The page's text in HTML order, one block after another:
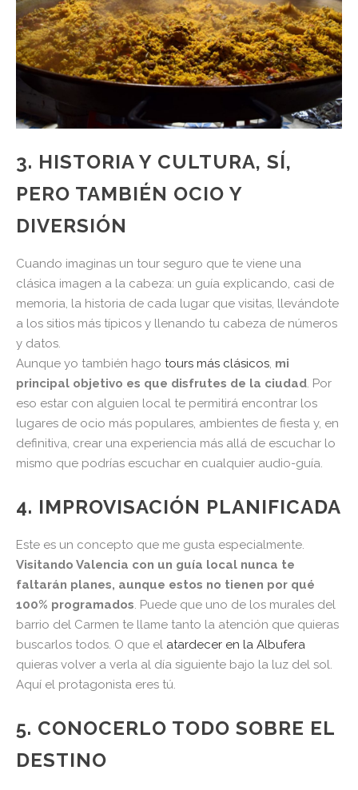
3. HISTORIA Y CULTURA, SÍ,
PERO TAMBIÉN OCIO Y
DIVERSIÓN
Cuando imaginas un tour seguro que te viene una
clásica imagen a la cabeza: un guía explicando, casi de
memoria, la historia de cada lugar que visitas, llevándote
a los sitios más típicos y llenando tu cabeza de números
y datos.
Aunque yo también hago tours más clásicos, mi
principal objetivo es que disfrutes de la ciudad. Por
eso estar con alguien local te permitirá encontrar los
lugares de ocio más populares, ambientes de fiesta y, en
definitiva, crear una experiencia más allá de escuchar lo
mismo que podrías escuchar en cualquier audio-guía.
4. IMPROVISACIÓN PLANIFICADA
Este es un concepto que me gusta especialmente.
Visitando Valencia con un guía local nunca te
faltarán planes, aunque estos no tienen por qué
100% programados. Puede que uno de los murales del
barrio del Carmen te llame tanto la atención que quieras
buscarlos todos. O que el atardecer en la Albufera
quieras volver a verla al día siguiente bajo la luz del sol.
Aquí el protagonista eres tú.
5. CONOCERLO TODO SOBRE EL
DESTINO